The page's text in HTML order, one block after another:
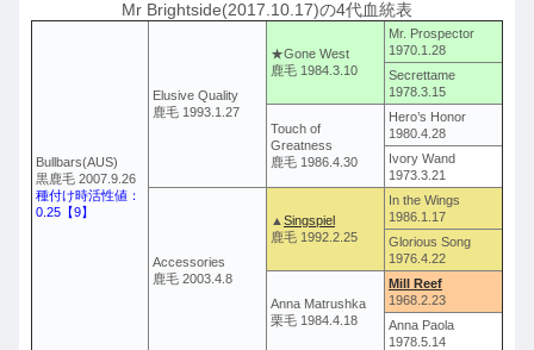
Mr Brightside(2017.10.17)の4代血統表
Bullbars(AUS)
黒鹿毛 2007.9.26
種付け時活性値：
0.25【9】
Elusive Quality
鹿毛 1993.1.27
★Gone West
鹿毛 1984.3.10
Mr. Prospector
1970.1.28
Secrettame
1978.3.15
Touch of
Greatness
鹿毛 1986.4.30
Hero’s Honor
1980.4.28
Ivory Wand
1973.3.21
Accessories
鹿毛 2003.4.8
▲ Singspiel
鹿毛 1992.2.25
In the Wings
1986.1.17
Glorious Song
1976.4.22
Anna Matrushka
栗毛 1984.4.18
Mill Reef
1968.2.23
Anna Paola
1978.5.14